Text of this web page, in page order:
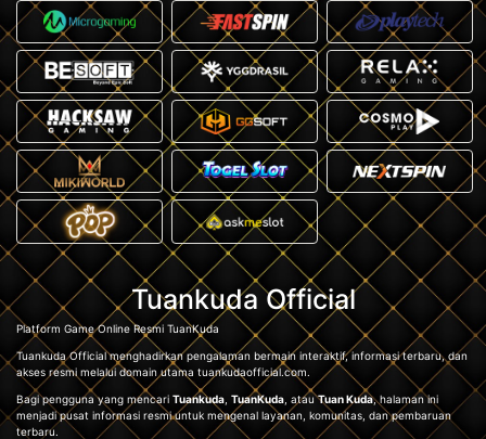
Tuankuda Official
Platform Game Online Resmi TuanKuda
Tuankuda Official menghadirkan pengalaman bermain interaktif, informasi terbaru, dan
akses resmi melalui domain utama tuankudaofficial.com.
Bagi pengguna yang mencari Tuankuda TuanKuda , atauTuan Kuda, halaman ini
menjadi pusat informasi resmi untuk mengenal layanan, komunitas, dan pembaruan
terbaru.